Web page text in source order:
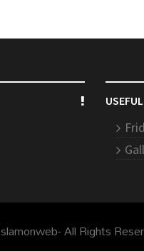
All Rights